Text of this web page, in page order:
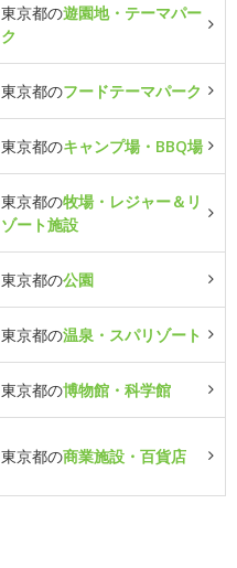
東京都の遊園地・テーマパー
ク
東京都のフードテーマパーク
東京都のキャンプ場・BBQ場
東京都の牧場・レジャー＆リ
ゾート施設
東京都の公園
東京都の温泉・スパリゾート
東京都の博物館・科学館
東京都の商業施設・百貨店